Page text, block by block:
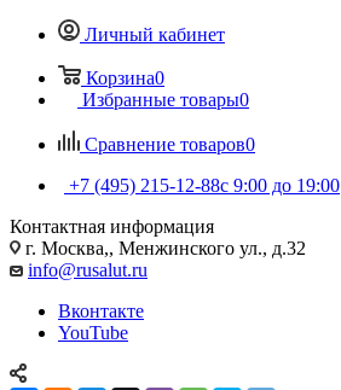
Личный кабинет
Корзина0
Избранные товары0
Сравнение товаров0
+7 (495) 215-12-88c 9:00 до 19:00
Контактная информация
г. Москва,, Менжинского ул., д.32
info@rusalut.ru
Вконтакте
YouTube